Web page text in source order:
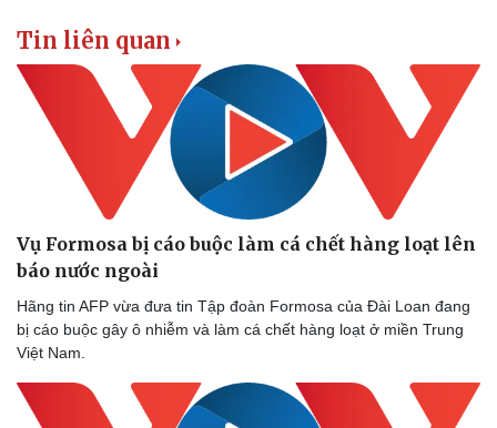
Doanh nghiệp
Thông tin doanh nghiệp
Doanh nghiệp 24h
Vì cộng đồng
Công nghệ
Sành điệu
Tin Công nghệ
Trải nghiệm
Chuyển đổi số
Tin liên quan
Vụ Formosa bị cáo buộc làm cá chết hàng loạt lên
báo nước ngoài
Hãng tin AFP vừa đưa tin Tập đoàn Formosa của Đài Loan đang
bị cáo buộc gây ô nhiễm và làm cá chết hàng loạt ở miền Trung
Việt Nam.